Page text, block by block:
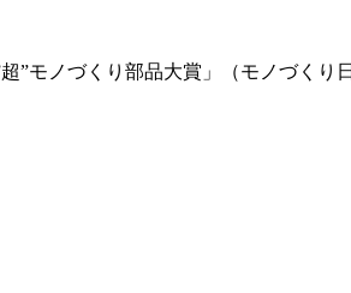
”モノづくり部品大賞」（モノづくり